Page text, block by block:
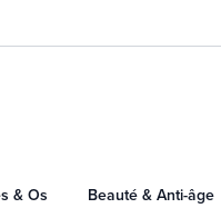
& Os Beauté & Anti-âge